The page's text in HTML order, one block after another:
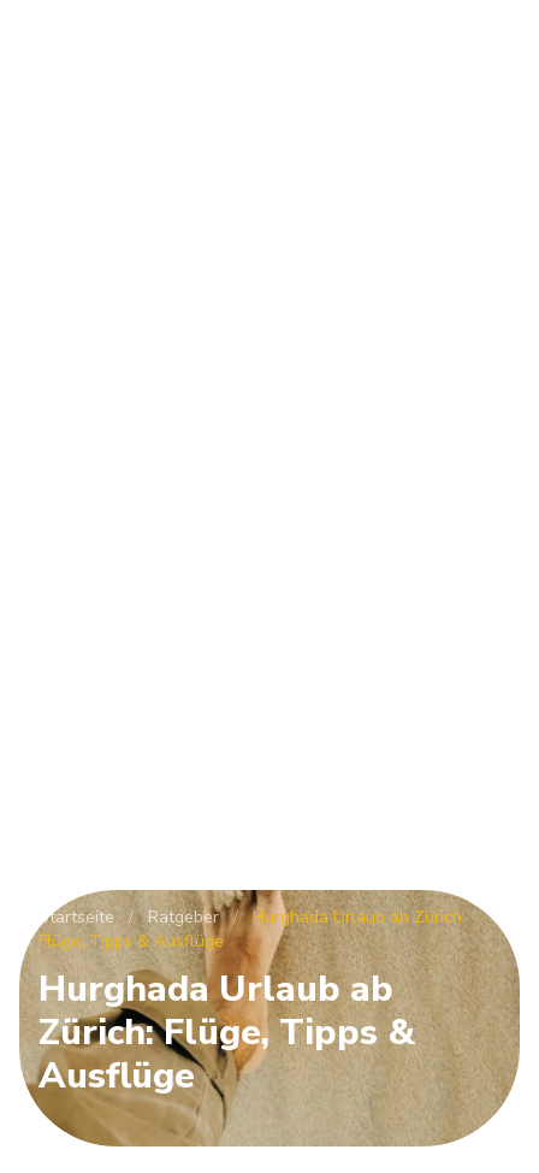
Startseite / Ratgeber /
Hurghada Urlaub ab Zürich:
Flüge, Tipps & Ausflüge
Hurghada Urlaub ab
Zürich: Flüge, Tipps &
Ausflüge